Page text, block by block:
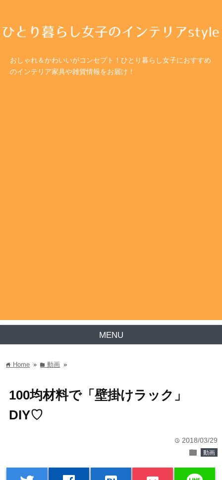
おしゃれ＆かわいいがコンセプト！ひとり暮らし女子におすすめ
のインテリア家具や雑貨情報をお届け！
MENU
home Home » folder動画 »
100均材料で「壁掛けラック」
DIY♡
time 2018/03/29
folder 動画